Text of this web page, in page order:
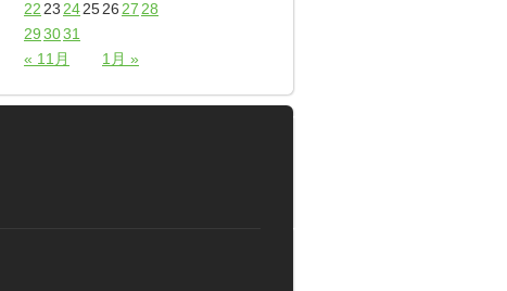
« 11月 1月 »
22 23 242526 27 28
293031